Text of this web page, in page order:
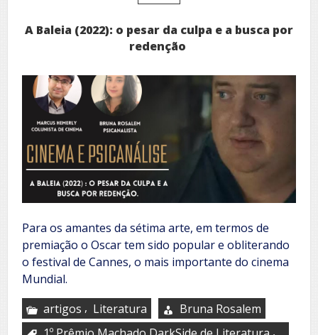
A Baleia (2022): o pesar da culpa e a busca por
redenção
Para os amantes da sétima arte, em termos de
premiação o Oscar tem sido popular e obliterando
o festival de Cannes, o mais importante do cinema
Mundial.
artigos , Literatura
Bruna Rosalem
,